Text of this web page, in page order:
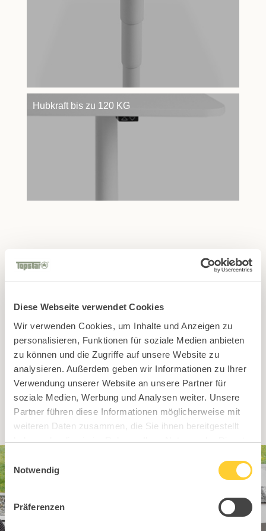
Diese Webseite verwendet Cookies
Wir verwenden Cookies, um Inhalte und Anzeigen zu
personalisieren, Funktionen für soziale Medien anbieten
zu können und die Zugriffe auf unsere Website zu
analysieren. Außerdem geben wir Informationen zu Ihrer
Verwendung unserer Website an unsere Partner für
soziale Medien, Werbung und Analysen weiter. Unsere
Partner führen diese Informationen möglicherweise mit
weiteren Daten zusammen, die Sie ihnen bereitgestellt
haben oder die sie im Rahmen Ihrer Nutzung der Dienste
Einwilligungsauswahl
Notwendig
Präferenzen
Hubkraft bis zu 120 KG
Finde den passenden
Handelspartner in Deiner
Nähe!
Zur Händlersuche